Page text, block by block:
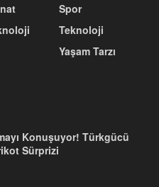
Spor
Teknoloji
Yaşam Tarzı
Konuşuyor! Türkgücü
Sürprizi